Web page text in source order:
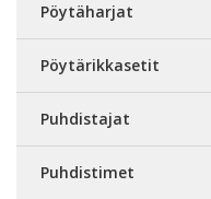
Pöytäharjat
Pöytärikkasetit
Puhdistajat
Puhdistimet